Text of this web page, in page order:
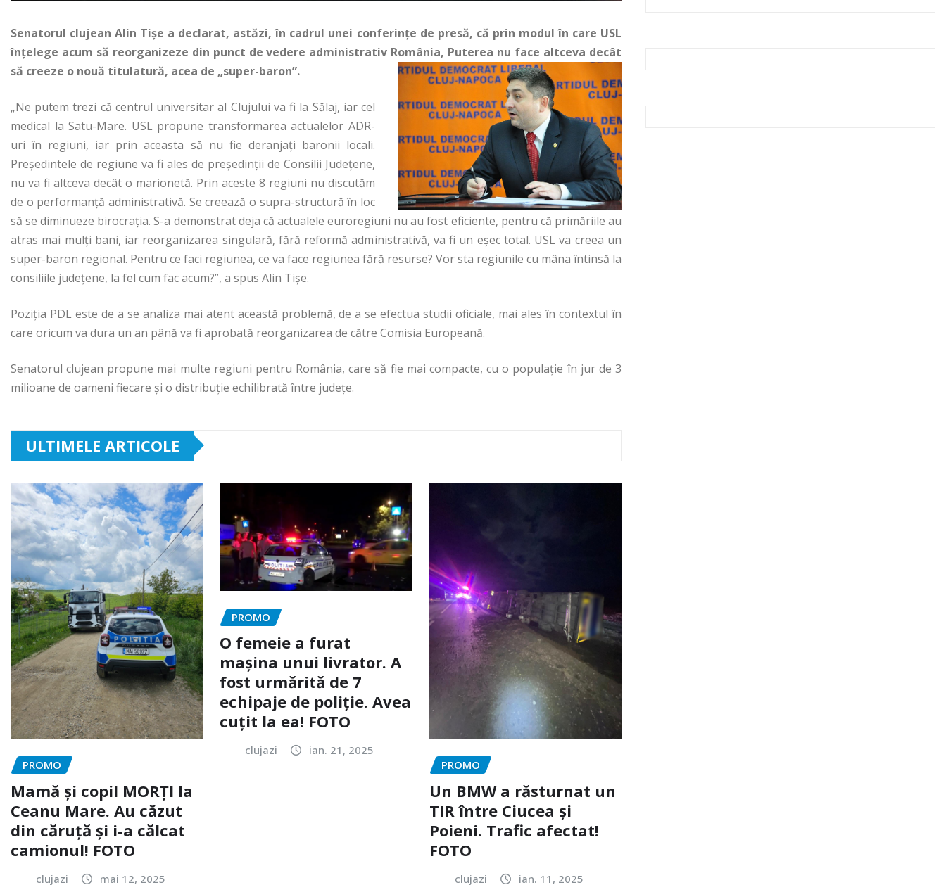
Senatorul clujean Alin Tișe a declarat, astăzi, în cadrul unei conferințe de presă, că prin modul în care USL
înțelege acum să reorganizeze din punct de vedere administrativ România, Puterea nu face altceva decât
să creeze o nouă titulatură, acea de „super-baron”.
„Ne putem trezi că centrul universitar al Clujului va fi la Sălaj, iar cel
medical la Satu-Mare. USL propune transformarea actualelor ADR-
uri în regiuni, iar prin aceasta să nu fie deranjați baronii locali.
Președintele de regiune va fi ales de președinții de Consilii Județene,
nu va fi altceva decât o marionetă. Prin aceste 8 regiuni nu discutăm
de o performanță administrativă. Se creează o supra-structură în loc
să se diminueze birocrația. S-a demonstrat deja că actualele euroregiuni nu au fost eficiente, pentru că primăriile au
atras mai mulți bani, iar reorganizarea singulară, fără reformă administrativă, va fi un eșec total. USL va creea un
super-baron regional. Pentru ce faci regiunea, ce va face regiunea fără resurse? Vor sta regiunile cu mâna întinsă la
consiliile județene, la fel cum fac acum?”, a spus Alin Tișe.
Poziția PDL este de a se analiza mai atent această problemă, de a se efectua studii oficiale, mai ales în contextul în
care oricum va dura un an până va fi aprobată reorganizarea de către Comisia Europeană.
Senatorul clujean propune mai multe regiuni pentru România, care să fie mai compacte, cu o populație în jur de 3
milioane de oameni fiecare și o distribuție echilibrată între județe.
ULTIMELE ARTICOLE
PROMO
Mamă și copil MORȚI la
Ceanu Mare. Au căzut
din căruță și i-a călcat
camionul! FOTO
clujazi mai 12, 2025
PROMO
O femeie a furat
mașina unui livrator. A
fost urmărită de 7
echipaje de poliție. Avea
cuțit la ea! FOTO
clujazi
ian. 21, 2025
PROMO
Un BMW a răsturnat un
TIR între Ciucea și
Poieni. Trafic afectat!
FOTO
clujazi ian. 11, 2025